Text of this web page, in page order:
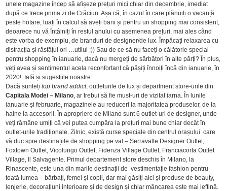
unele magazine încep să afișeze prețuri mici chiar din decembrie, imediat
după ce trece prima zi de Crăciun. Așa că, în cazul în care plănuiți o vacanță
peste hotare, luați în calcul să aveți bani și pentru un shopping mai consistent,
deoarece nu vă întâlniți în restul anului cu asemenea prețuri, mai ales când
este vorba de exemplu, de branduri de designer/de lux. Împăcați relaxarea cu
distracția și răsfățul ori …utilul :)) Sau de ce să nu faceți o călătorie special
pentru shopping în ianuarie, dacă nu mergeți de sărbători în alte părți? În plus,
veți avea și sentimentul acela reconfortant că pășiți înnoiți încă din ianuarie, în
2020! Iată și sugestiile noastre:
Dacă suntețitop brand addict, outleturile de lux și department store-urile din
Capitala Modei – Milano, ar trebui să fie must-uri de vizitat iarna. În lunile
ianuarie și februarie, magazinele au reduceri la majoritatea produselor, de la
haine la accesorii. În apropriere de Milano sunt 6 outlet-uri de designer, unde
veți rămâne umiți că vei putea cumpăra la prețuri mai bune chiar decât în
outlet-urile tradiționale. Zilnic, există curse speciale din centrul orașului care
vă duc spre destinațiile de shopping pe val – Serravalle Designer Outlet,
Foxtown Outlet, Vicolungo Outlet, Fidenza Village Outlet, Franciacorta Outlet
Village, Il Salvagente. Primul departement store deschis în Milano, la
Rinascente, este una din marile destinații de vestimentație fashion pentru
toată lumea – bărbați, femei și copii, dar mai găsiți aici și produse de beauty,
lenjerie, decorațiuni interioare și de design și chiar mâncarea este mai ieftină.